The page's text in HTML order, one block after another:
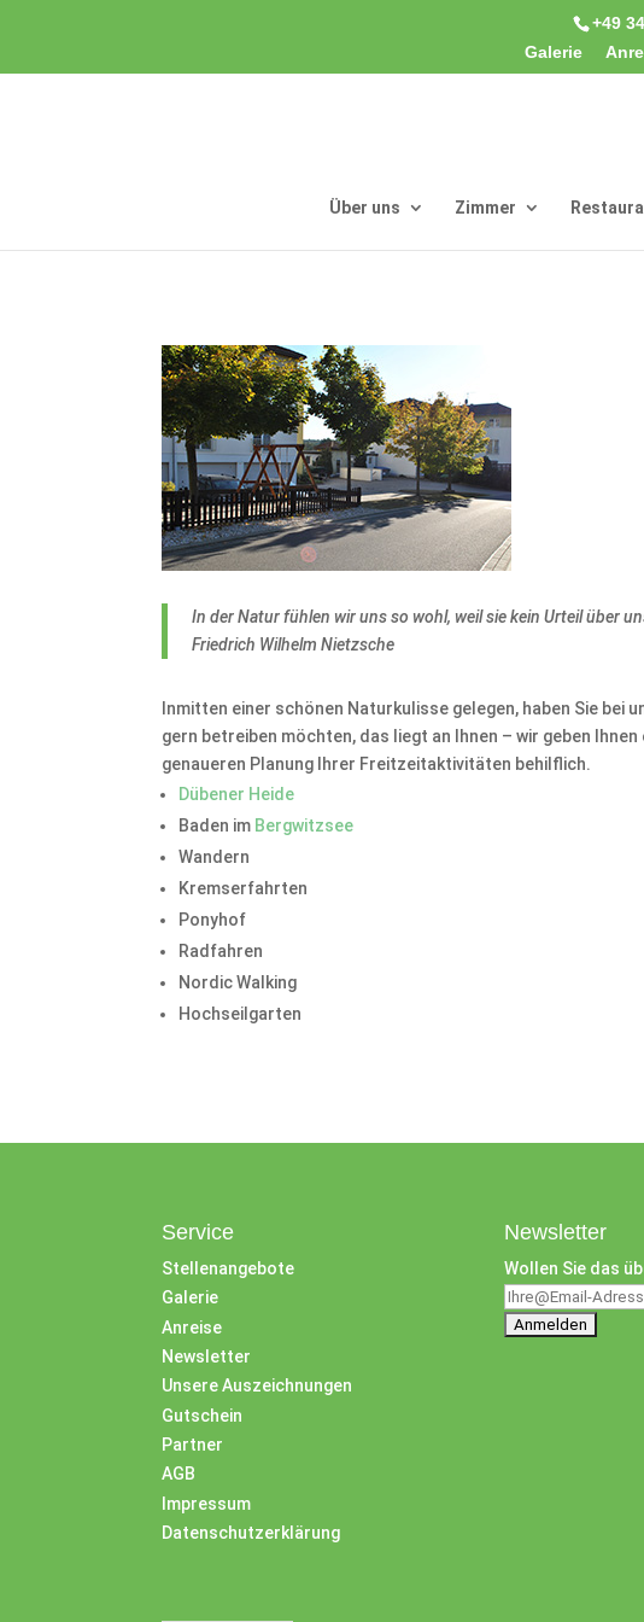
+49
Galerie
Über uns Zimmer
In der Natur fühlen wir uns so wohl, weil sie kein Urteil über
Friedrich Wilhelm Nietzsche
Inmitten einer schönen Naturkulisse gelegen, haben Sie
gern betreiben möchten, das liegt an Ihnen – wir geben
genaueren Planung Ihrer Freitzeitaktivitäten behilflich.
Dübener Heide
Baden im Bergwitzsee
Wandern
Kremserfahrten
Ponyhof
Radfahren
Nordic Walking
Hochseilgarten
Service
Stellenangebote
Galerie
Anreise
Newsletter
Unsere Auszeichnungen
Gutschein
Partner
AGB
Impressum
Datenschutzerklärung
Newsletter
Wollen Sie das